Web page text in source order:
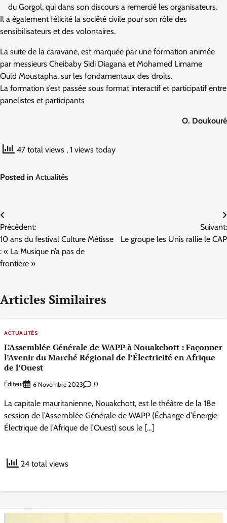
du Gorgol, qui dans son discours a remercié les organisateurs.
Il a également félicité la société civile pour son rôle des
sensibilisateurs et des volontaires.
La suite de la caravane, est marquée par une formation animée
par messieurs Cheibaby Sidi Diagana et Mohamed Limame
Ould Moustapha, sur les fondamentaux des droits.
La formation s’est passée sous format interactif et participatif entre
panelistes et participants
O. Doukouré
47 total views , 1 views today
Posted in Actualités
Navigation
de
l’article
Précèdent:
10 ans du festival Culture Métisse
: « La Musique n’a pas de
frontière »
Suivant:
Le groupe les Unis rallie le CAP
Articles Similaires
ACTUALITÉS
L’Assemblée Générale de WAPP à Nouakchott : Façonner
l’Avenir du Marché Régional de l’Électricité en Afrique
de l’Ouest
Éditeur 6 Novembre 2023 0
La capitale mauritanienne, Nouakchott, est le théâtre de la 18e
session de l’Assemblée Générale de WAPP (Échange d’Énergie
Électrique de l’Afrique de l’Ouest) sous le […]
24 total views